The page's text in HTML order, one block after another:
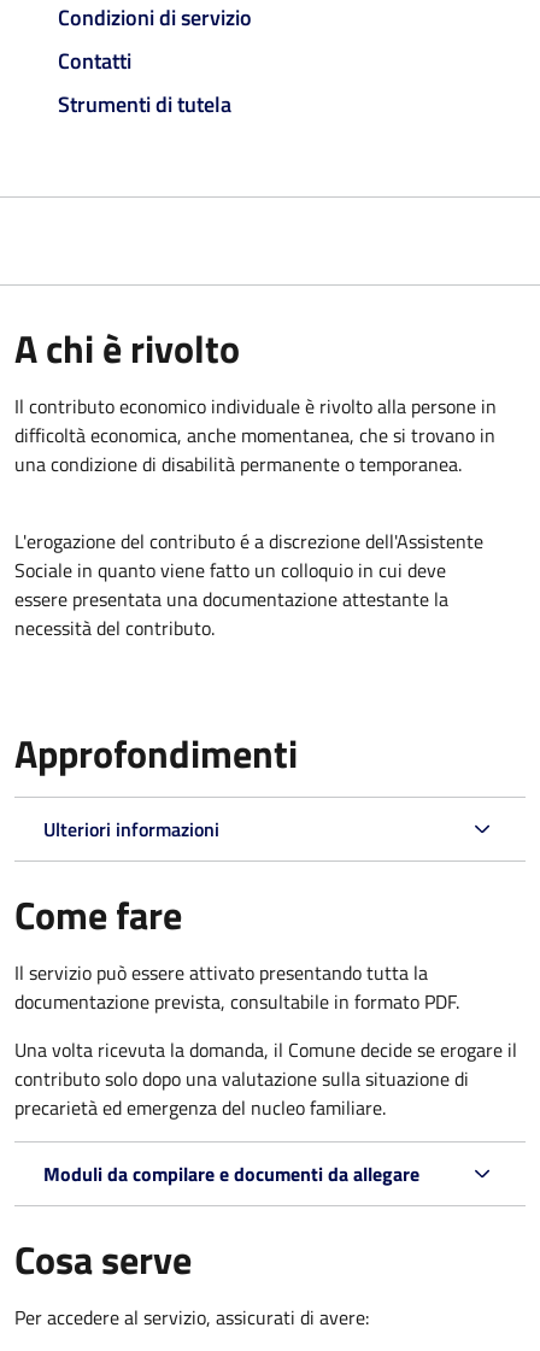
Condizioni di servizio
Contatti
Strumenti di tutela
A chi è rivolto
Il contributo economico individuale è rivolto alla persone in
difficoltà economica, anche momentanea, che si trovano in
una condizione di disabilità permanente o temporanea.
L'erogazione del contributo é a discrezione dell'Assistente
Sociale in quanto viene fatto un colloquio in cui deve
essere presentata una documentazione attestante la
necessità del contributo.
Approfondimenti
Ulteriori informazioni
Come fare
Il servizio può essere attivato presentando tutta la
documentazione prevista, consultabile in formato PDF.
Una volta ricevuta la domanda, il Comune decide se erogare il
contributo solo dopo una valutazione sulla situazione di
precarietà ed emergenza del nucleo familiare.
Moduli da compilare e documenti da allegare
Cosa serve
Per accedere al servizio, assicurati di avere: